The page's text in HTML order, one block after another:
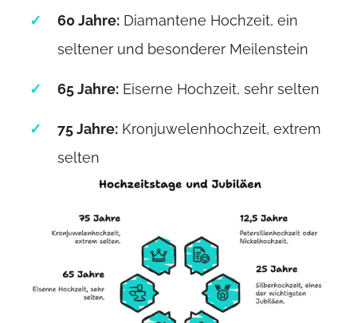
60 Jahre:Diamantene Hochzeit, ein
seltener und besonderer Meilenstein
65 Jahre:Eiserne Hochzeit, sehr selten
75 Jahre:Kronjuwelenhochzeit, extrem
selten